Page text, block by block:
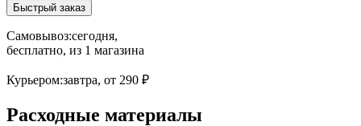
Быстрый заказ
Самовывоз:сегодня,
бесплатно, из 1 магазина
Курьером:завтра, от 290 ₽
Расходные материалы